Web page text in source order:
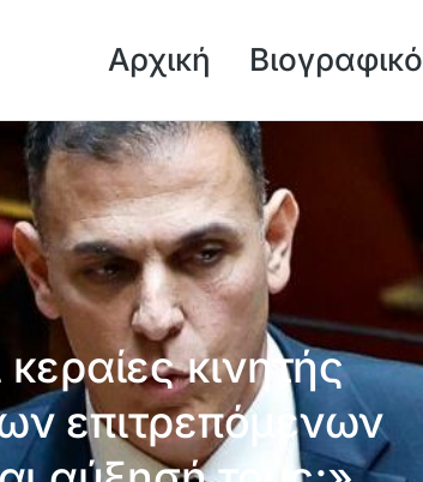
Αρχική Βιογραφικό
κινητής
επιτρεπόμενων